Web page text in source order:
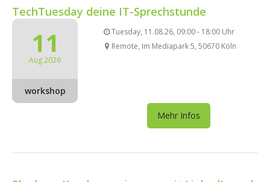
TechTuesday deine IT-Sprechstunde
11
Aug 2026
workshop
Tuesday, 11.08.26, 09:00 - 18:00 Uhr
Remote, Im Mediapark 5, 50670 Köln
Mehr Infos